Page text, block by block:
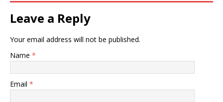
Leave a Reply
Your email address will not be published.
Name *
Email *